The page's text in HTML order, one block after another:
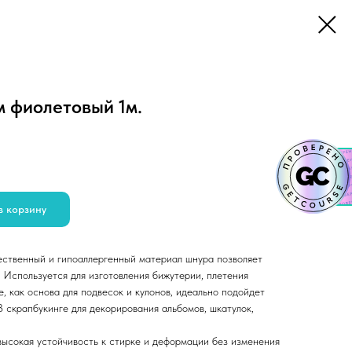
1м.
корзину
и гипоаллергенный материал шнура позволяет
для изготовления бижутерии, плетения
как основа для подвесок и кулонов, идеально подойдет
для декорирования альбомов, шкатулок,
устойчивость к стирке и деформации без изменения